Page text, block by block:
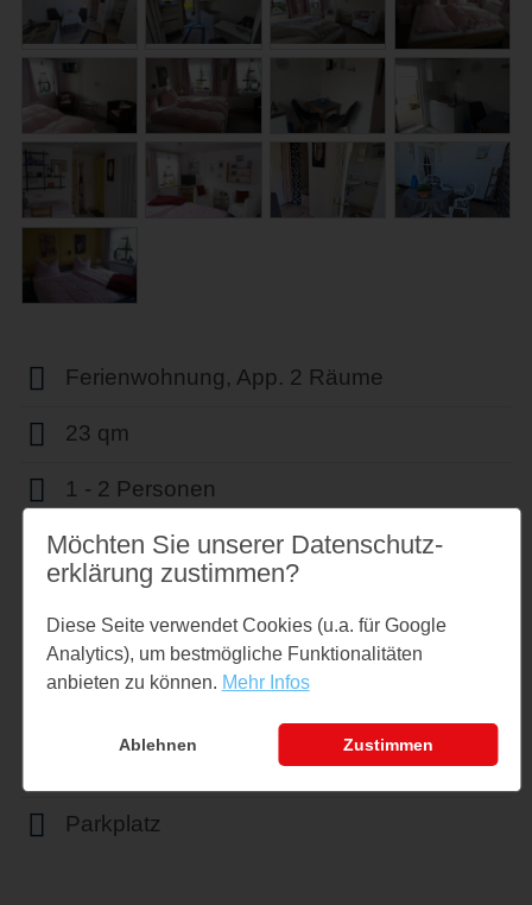
Ferienwohnung, App. 2 Räume
23 qm
1 - 2 Personen
0 sep. Schlafzimmer
Nichtraucher
Parkplatz
Möchten Sie unserer Datenschutz­
erklärung zustimmen?
Diese Seite verwendet Cookies (u.a. für Google
Analytics), um bestmögliche Funktionalitäten
anbieten zu können. Mehr Infos
Ablehnen Zustimmen